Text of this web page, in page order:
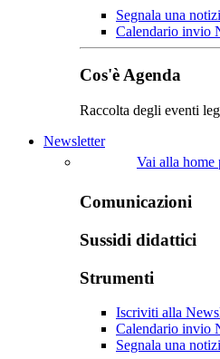
Segnala una
Calendario invio
Cos'è Agenda
Raccolta degli eventi
Newsletter
Vai alla home
Comunicazioni
Sussidi didattici
Strumenti
Iscriviti alla
Calendario invio
Segnala una